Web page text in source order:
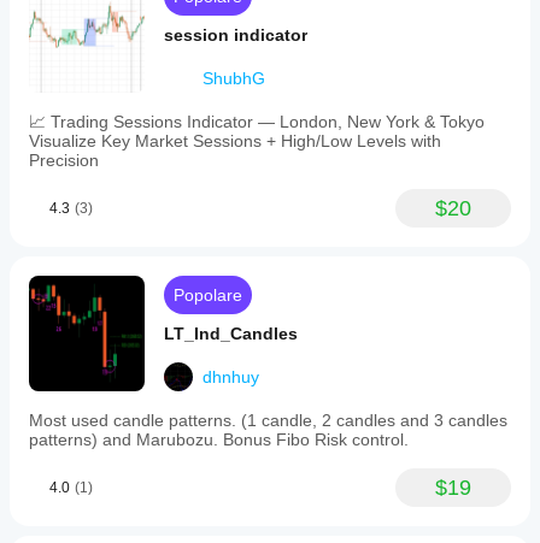
session indicator
ShubhG
📈 Trading Sessions Indicator — London, New York & Tokyo
Visualize Key Market Sessions + High/Low Levels with
Precision
4.3 (3) $20
Popolare
LT_Ind_Candles
dhnhuy
Most used candle patterns. (1 candle, 2 candles and 3 candles
patterns) and Marubozu. Bonus Fibo Risk control.
4.0 (1) $19